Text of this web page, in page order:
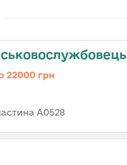
22000 грн
А0528